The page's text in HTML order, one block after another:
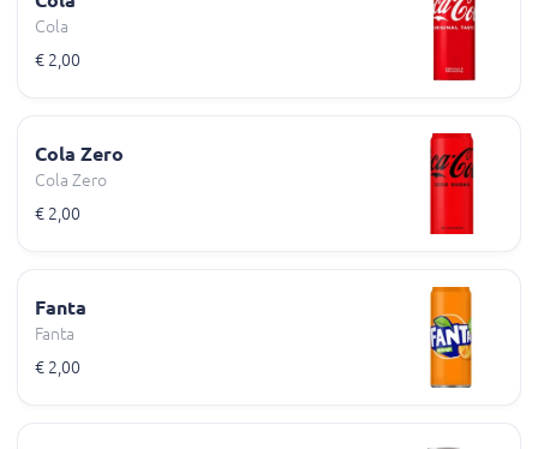
Cola
€ 2,00
Cola Zero
Cola Zero
€ 2,00
Fanta
Fanta
€ 2,00